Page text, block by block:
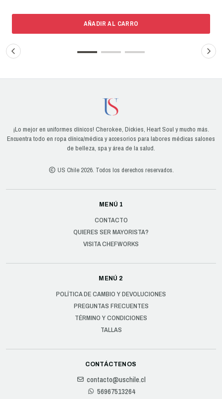
AÑADIR AL CARRO
¡Lo mejor en uniformes clínicos! Cherokee, Dickies, Heart Soul y mucho más.
Encuentra todo en ropa clínica/médica y accesorios para labores médicas salones
de belleza, spa y área de la salud.
US Chile 2026. Todos los derechos reservados.
MENÚ 1
CONTACTO
QUIERES SER MAYORISTA?
VISITA CHEFWORKS
MENÚ 2
POLÍTICA DE CAMBIO Y DEVOLUCIONES
PREGUNTAS FRECUENTES
TÉRMINO Y CONDICIONES
TALLAS
CONTÁCTENOS
contacto@uschile.cl
56967513264